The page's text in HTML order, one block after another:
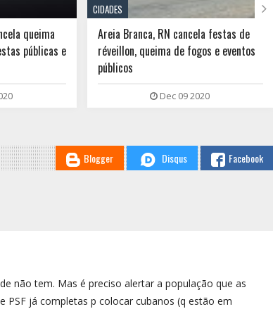
queima
públicas e
CIDADES
Areia Branca, RN cancela festas de
réveillon, queima de fogos e eventos
públicos
Dec 09 2020

Blogger Disqus Facebook
não tem. Mas é preciso alertar a população que as
PSF já completas p colocar cubanos (q estão em